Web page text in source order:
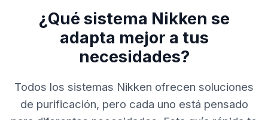
¿Qué sistema Nikken se
adapta mejor a tus
necesidades?
Todos los sistemas Nikken ofrecen soluciones
de purificación, pero cada uno está pensado